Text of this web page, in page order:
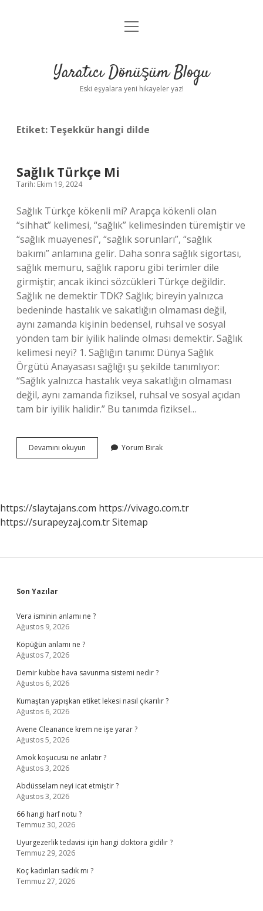
Anasayfa
Yasal Uyarı
menüyü
Yaratıcı Dönüşüm Blogu
Eski eşyalara yeni hikayeler yaz!
Etiket: Teşekkür hangi dilde
Sağlık Türkçe Mi
Tarih: Ekim 19, 2024
Sağlık Türkçe kökenli mi? Arapça kökenli olan
“sihhat” kelimesi, “sağlık” kelimesinden türemiştir ve
“sağlık muayenesi”, “sağlık sorunları”, “sağlık
bakımı” anlamına gelir. Daha sonra sağlık sigortası,
sağlık memuru, sağlık raporu gibi terimler dile
girmiştir; ancak ikinci sözcükleri Türkçe değildir.
Sağlık ne demektir TDK? Sağlık; bireyin yalnızca
bedeninde hastalık ve sakatlığın olmaması değil,
aynı zamanda kişinin bedensel, ruhsal ve sosyal
yönden tam bir iyilik halinde olması demektir. Sağlık
kelimesi neyi? 1. Sağlığın tanımı: Dünya Sağlık
Örgütü Anayasası sağlığı şu şekilde tanımlıyor:
“Sağlık yalnızca hastalık veya sakatlığın olmaması
değil, aynı zamanda fiziksel, ruhsal ve sosyal açıdan
tam bir iyilik halidir.” Bu tanımda fiziksel…
Devamını okuyun
Türkçe
Yorum Bırak
https://slaytajans.com https://vivago.com.tr
https://surapeyzaj.com.trSitemap
Sidebar
Son Yazılar
Vera isminin anlamı ne ?
Ağustos 9, 2026
Köpüğün anlamı ne ?
Ağustos 7, 2026
Demir kubbe hava savunma sistemi nedir ?
Ağustos 6, 2026
Kumaştan yapışkan etiket lekesi nasıl çıkarılır ?
Ağustos 6, 2026
Avene Cleanance krem ne işe yarar ?
Ağustos 5, 2026
Amok koşucusu ne anlatır ?
Ağustos 3, 2026
Abdüsselam neyi icat etmiştir ?
Ağustos 3, 2026
66 hangi harf notu ?
Temmuz 30, 2026
Uyurgezerlik tedavisi için hangi doktora gidilir ?
Temmuz 29, 2026
Koç kadınları sadık mı ?
Temmuz 27, 2026